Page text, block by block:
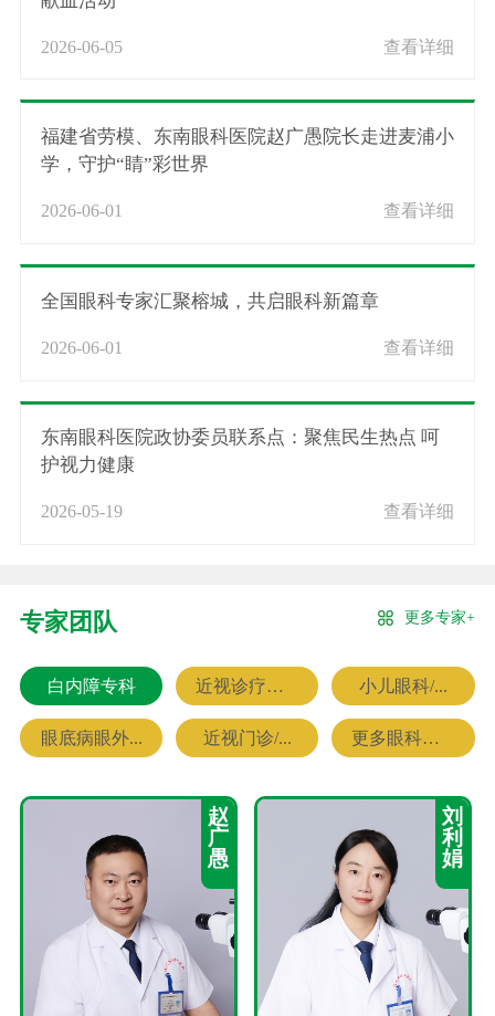
2026-06-05 查看详细
福建省劳模、东南眼科医院赵广愚院长走进麦浦小
学，守护“睛”彩世界
2026-06-01 查看详细
全国眼科专家汇聚榕城，共启眼科新篇章
2026-06-01 查看详细
东南眼科医院政协委员联系点：聚焦民生热点 呵
护视力健康
2026-05-19 查看详细
专家团队 更多专家+
白内障专科 近视诊疗专科 小儿眼科/...
眼底病眼外... 近视门诊/... 更多眼科专家
赵
广
愚
刘
利
娟